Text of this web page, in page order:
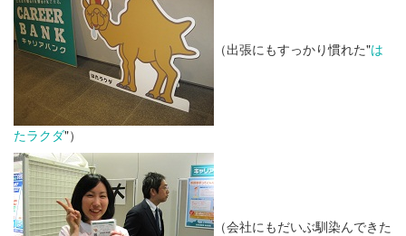
（出張にもすっかり慣れた"は
たラクダ"）
（会社にもだいぶ馴染んできた